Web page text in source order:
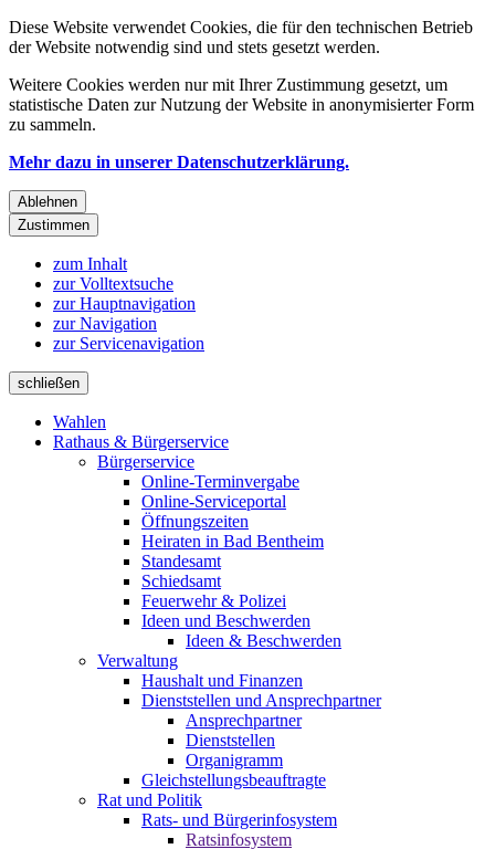
Diese Website verwendet Cookies, die für den technischen Betrieb
der Website notwendig sind und stets gesetzt werden.
Weitere Cookies werden nur mit Ihrer Zustimmung gesetzt, um
statistische Daten zur Nutzung der Website in anonymisierter Form
zu sammeln.
Mehr dazu in unserer Datenschutzerklärung.
Ablehnen
Zustimmen
zum Inhalt
zur Volltextsuche
zur Hauptnavigation
zur Navigation
zur Servicenavigation
schließen
Wahlen
Rathaus & Bürgerservice
Bürgerservice
Online-Terminvergabe
Online-Serviceportal
Öffnungszeiten
Heiraten in Bad Bentheim
Standesamt
Schiedsamt
Feuerwehr & Polizei
Ideen und Beschwerden
Ideen & Beschwerden
Verwaltung
Haushalt und Finanzen
Dienststellen und Ansprechpartner
Ansprechpartner
Dienststellen
Organigramm
Gleichstellungsbeauftragte
Rat und Politik
Rats- und Bürgerinfosystem
Ratsinfosystem